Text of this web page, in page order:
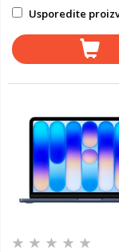
Usporedite